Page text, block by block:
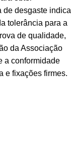
de desgaste indica
tolerância para a
de qualidade,
da Associação
a conformidade
e fixações firmes.